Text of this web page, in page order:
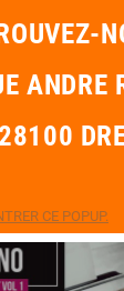
Méthode
ANDRE
28100
CE POPUP.